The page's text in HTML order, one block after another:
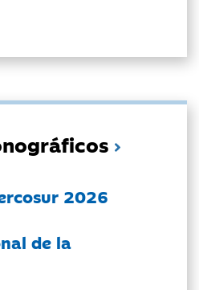
2026
de la